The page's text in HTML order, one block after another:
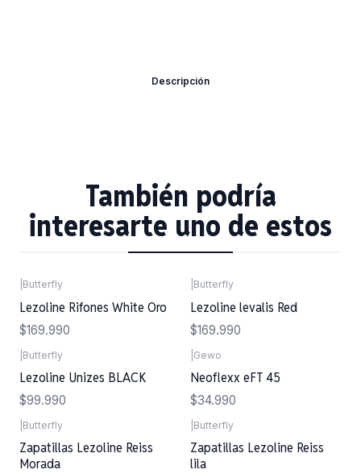
Descripción
También podría
interesarte uno de estos
Butterfly
Lezoline Rifones White Oro
$169.990
Butterfly
Lezoline levalis Red
$169.990
Butterfly
Lezoline Unizes BLACK
$99.990
Gewo
Neoflexx eFT 45
$34.990
Butterfly
Zapatillas Lezoline Reiss
Morada
Butterfly
Zapatillas Lezoline Reiss
lila